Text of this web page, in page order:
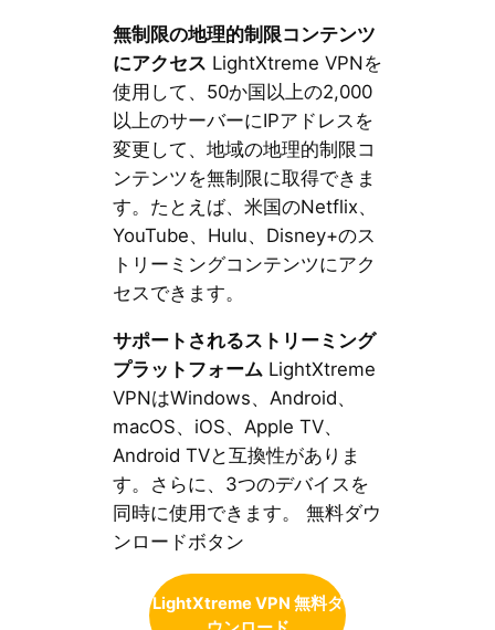
無制限の地理的制限コンテンツ
にアクセス LightXtreme VPNを
使用して、50か国以上の2,000
以上のサーバーにIPアドレスを
変更して、地域の地理的制限コ
ンテンツを無制限に取得できま
す。たとえば、米国のNetflix、
YouTube、Hulu、Disney+のス
トリーミングコンテンツにアク
セスできます。
サポートされるストリーミング
プラットフォーム LightXtreme
VPNはWindows、Android、
macOS、iOS、Apple TV、
Android TVと互換性がありま
す。さらに、3つのデバイスを
同時に使用できます。 無料ダウ
ンロードボタン
LightXtreme VPN 無料ダ